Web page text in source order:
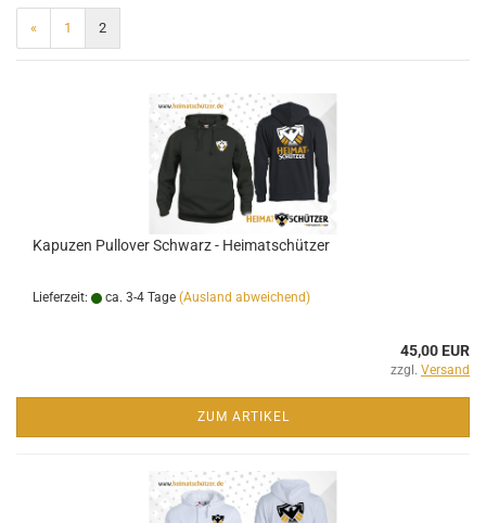
« 1 2
Kapuzen Pullover Schwarz - Heimatschützer
Lieferzeit: ca. 3-4 Tage (Ausland abweichend)
45,00 EUR
zzgl. Versand
ZUM ARTIKEL